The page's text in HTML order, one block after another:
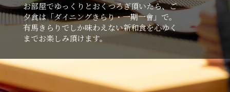
お部屋でゆっくりとおくつろぎ頂いたら、ご
⼣⾷は「ダイニングきらり・⼀期⼀會」で。
有⾺きらりでしか味わえない新和⾷を⼼ゆく
までお楽しみ頂けます。